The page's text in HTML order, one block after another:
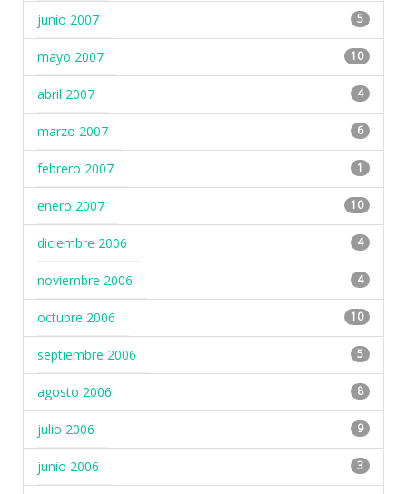
junio 2007 5
mayo 2007 10
abril 2007 4
marzo 2007 6
febrero 2007 1
enero 2007 10
diciembre 2006 4
noviembre 2006 4
octubre 2006 10
septiembre 2006 5
agosto 2006 8
julio 2006 9
junio 2006 3